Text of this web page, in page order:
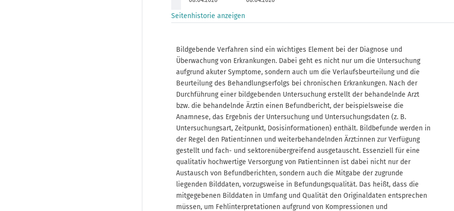
am
Seitenhistorie anzeigen
Bildgebende Verfahren sind ein wichtiges Element bei der Diagnose und
Überwachung von Erkrankungen. Dabei geht es nicht nur um die Untersuchung
aufgrund akuter Symptome, sondern auch um die Verlaufsbeurteilung und die
Beurteilung des Behandlungserfolgs bei chronischen Erkrankungen. Nach der
Durchführung einer bildgebenden Untersuchung erstellt der behandelnde Arzt
bzw. die behandelnde Ärztin einen Befundbericht, der beispielsweise die
Anamnese, das Ergebnis der Untersuchung und Untersuchungsdaten (z. B.
Untersuchungsart, Zeitpunkt, Dosisinformationen) enthält. Bildbefunde werden in
der Regel den Patient:innen und weiterbehandelnden Ärzt:innen zur Verfügung
gestellt und fach- und sektorenübergreifend ausgetauscht. Essenziell für eine
qualitativ hochwertige Versorgung von Patient:innen ist dabei nicht nur der
Austausch von Befundberichten, sondern auch die Mitgabe der zugrunde
liegenden Bilddaten, vorzugsweise in Befundungsqualität. Das heißt, dass die
mitgegebenen Bilddaten in Umfang und Qualität den Originaldaten entsprechen
müssen, um Fehlinterpretationen aufgrund von Kompressionen und